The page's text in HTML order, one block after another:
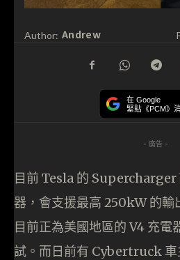
Author: Andrew
在 Google
緊貼《PCM》
- 廣告 -
目前 Tesla 的 Supercharger
器，會支援最高 250kW 的輸
目前正為美國地區的 V4 充電
試。而日前有 Cybertruck 車